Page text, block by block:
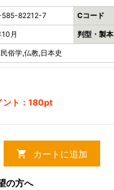
82212-7 Cコード
月 判型・製本
俗学,仏教,日本史
ント：180pt
shopping_cart カートに追加
の方へ